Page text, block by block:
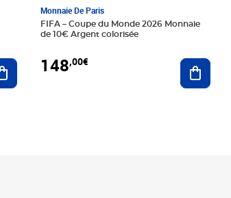
Ajouter au panier
Monnaie De Paris
FIFA – Coupe du Monde 2026 Monnaie
de 10€ Argent colorisée
148,00€